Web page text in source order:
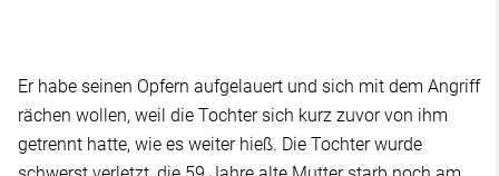
Er habe seinen Opfern aufgelauert und sich mit dem Angriff
rächen wollen, weil die Tochter sich kurz zuvor von ihm
getrennt hatte, wie es weiter hieß. Die Tochter wurde